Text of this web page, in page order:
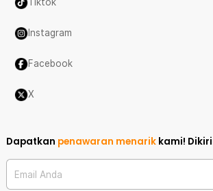
Instagram
Facebook
X
Dapatkan penawaran menarik kami!
Email Anda